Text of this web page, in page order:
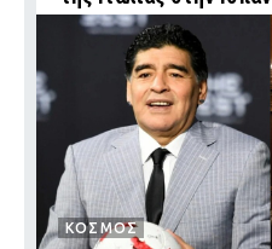
ΚΟΣΜΟΣ